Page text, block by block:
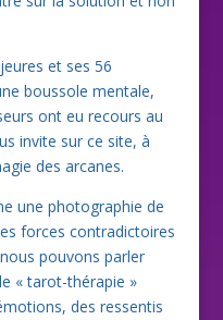
et ses 56
boussole mentale,
ont eu recours au
invite sur ce site, à
des arcanes.
une photographie de
forces contradictoires
pouvons parler
« tarot-thérapie »
des ressentis